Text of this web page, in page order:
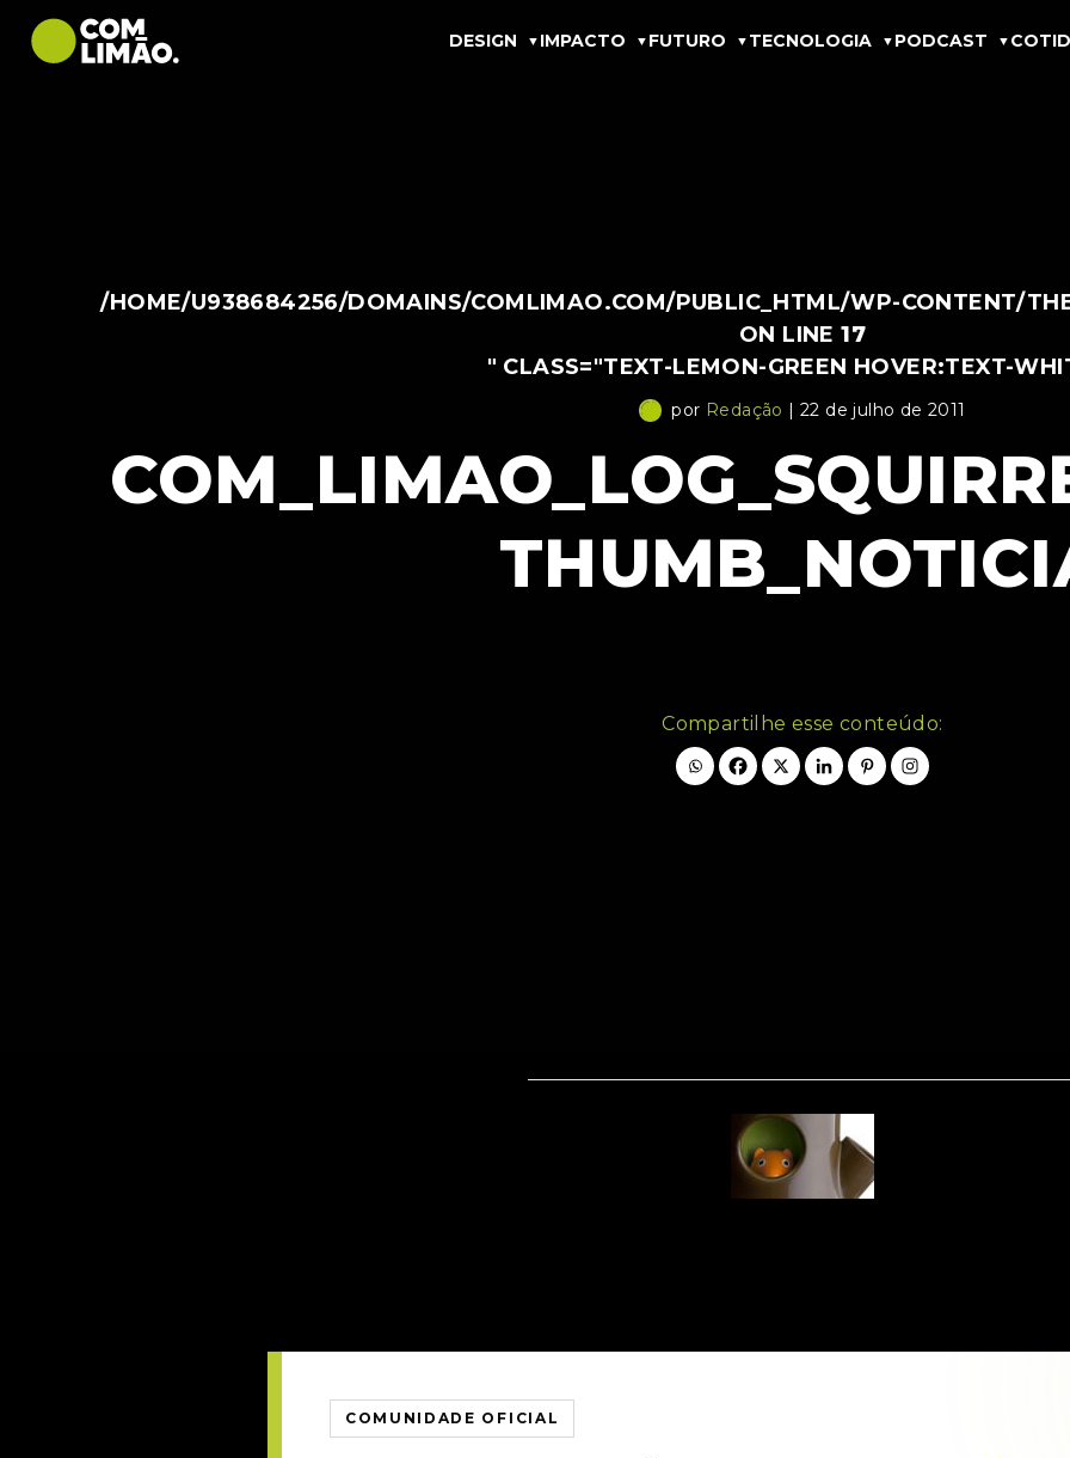
DESIGN IMPACTO FUTURO TECNOLOGIA PODCAST
/HOME/U938684256/DOMAINS/COMLIMAO.COM/PUBLIC_HTML/WP-CONTENT/
ON LINE17
" CLASS="TEXT-LEMON-GREEN HOVER:TEXT-
por Redação | 22 de julho de 2011
Compartilhe esse conteúdo:
COMUNIDADE OFICIAL